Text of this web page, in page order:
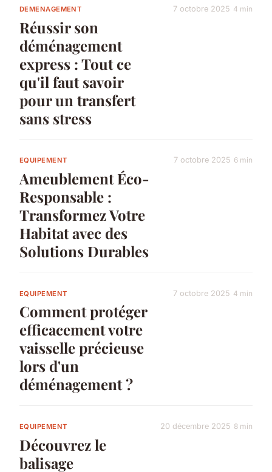
DEMENAGEMENT
Réussir son
déménagement
express : Tout ce
qu'il faut savoir
pour un transfert
sans stress
7 octobre 2025 4 min
EQUIPEMENT
Ameublement Éco-
Responsable :
Transformez Votre
Habitat avec des
Solutions Durables
7 octobre 2025 6 min
EQUIPEMENT
Comment protéger
efficacement votre
vaisselle précieuse
lors d'un
déménagement ?
7 octobre 2025 4 min
EQUIPEMENT
Découvrez le
balisage
20 décembre 2025 8 min